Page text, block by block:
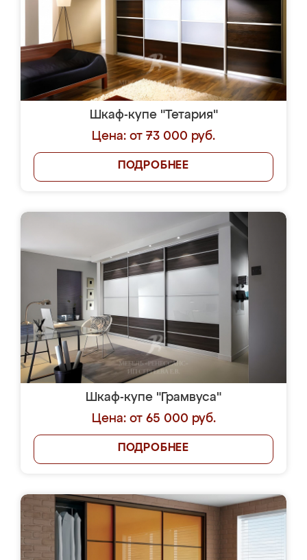
Шкаф-купе "Тетария"
Цена: от 73 000 руб.
ПОДРОБНЕЕ
Шкаф-купе "Грамвуса"
Цена: от 65 000 руб.
ПОДРОБНЕЕ